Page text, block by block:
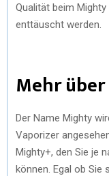
Qualität beim
enttäuscht werden.
Mehr
Der Name Mighty
Vaporizer
Mighty+, den Sie je
können. Egal ob Sie